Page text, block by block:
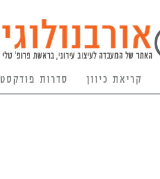
קריאת כיוון סדרות פודקסט